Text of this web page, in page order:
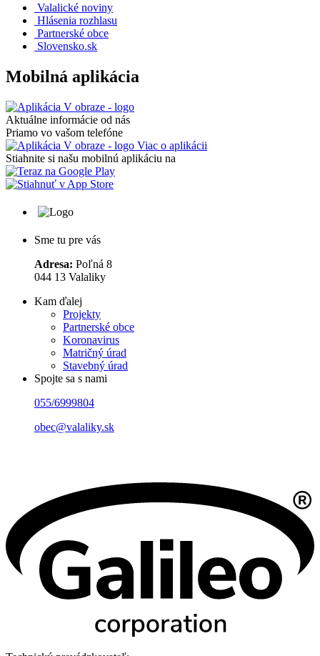
Valalické noviny
Hlásenia rozhlasu
Partnerské obce
Slovensko.sk
Mobilná aplikácia
Aktuálne informácie od nás
Priamo vo vašom telefóne
Viac o aplikácii
Stiahnite si našu mobilnú aplikáciu na
Sme tu pre vás
Adresa: Poľná 8
044 13 Valaliky
Kam ďalej
Projekty
Partnerské obce
Koronavirus
Matričný úrad
Stavebný úrad
Spojte sa s nami
055/6999804
obec@valaliky.sk